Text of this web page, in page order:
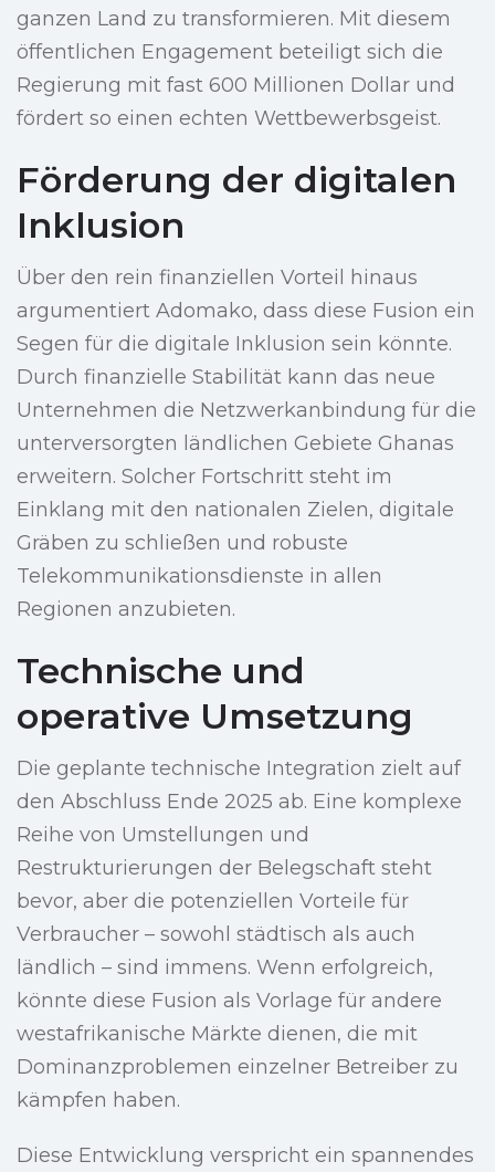
ganzen Land zu transformieren. Mit diesem
öffentlichen Engagement beteiligt sich die
Regierung mit fast 600 Millionen Dollar und
fördert so einen echten Wettbewerbsgeist.
Förderung der digitalen
Inklusion
Über den rein finanziellen Vorteil hinaus
argumentiert Adomako, dass diese Fusion ein
Segen für die digitale Inklusion sein könnte.
Durch finanzielle Stabilität kann das neue
Unternehmen die Netzwerkanbindung für die
unterversorgten ländlichen Gebiete Ghanas
erweitern. Solcher Fortschritt steht im
Einklang mit den nationalen Zielen, digitale
Gräben zu schließen und robuste
Telekommunikationsdienste in allen
Regionen anzubieten.
Technische und
operative Umsetzung
Die geplante technische Integration zielt auf
den Abschluss Ende 2025 ab. Eine komplexe
Reihe von Umstellungen und
Restrukturierungen der Belegschaft steht
bevor, aber die potenziellen Vorteile für
Verbraucher – sowohl städtisch als auch
ländlich – sind immens. Wenn erfolgreich,
könnte diese Fusion als Vorlage für andere
westafrikanische Märkte dienen, die mit
Dominanzproblemen einzelner Betreiber zu
kämpfen haben.
Diese Entwicklung verspricht ein spannendes